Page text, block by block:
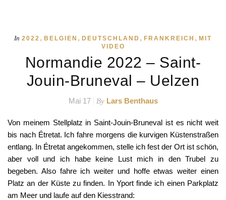
In 2022 , BELGIEN , DEUTSCHLAND , FRANKREICH , MIT
VIDEO
Normandie 2022 – Saint-
Jouin-Bruneval – Uelzen
Mai 17 By Lars Benthaus
Von meinem Stellplatz in Saint-Jouin-Bruneval ist es nicht weit
bis nach Étretat. Ich fahre morgens die kurvigen Küstenstraßen
entlang. In Étretat angekommen, stelle ich fest der Ort ist schön,
aber voll und ich habe keine Lust mich in den Trubel zu
begeben. Also fahre ich weiter und hoffe etwas weiter einen
Platz an der Küste zu finden. In Yport finde ich einen Parkplatz
am Meer und laufe auf den Kiesstrand: